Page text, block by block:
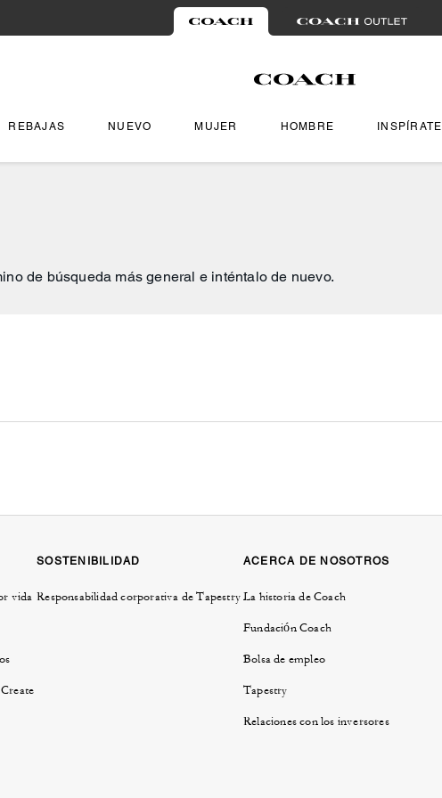
REBAJAS NUEVO MUJER HOMBRE INSPÍRATE
de búsqueda más general e inténtalo de nuevo.
vida
SOSTENIBILIDAD
Responsabilidad corporativa de Tapestry
ACERCA DE NOSOTROS
La historia de Coach
Fundación Coach
Bolsa de empleo
Tapestry
Relaciones con los inversores